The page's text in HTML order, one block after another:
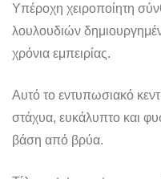
Υπέροχη χειροποίητη
λουλουδιών
χρόνια εμπειρίας.
Αυτό το εντυπωσιακό
στάχυα, ευκάλυπτο και
βάση από βρύα.